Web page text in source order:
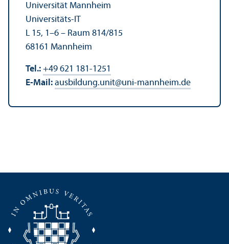
Universität Mannheim
Universitäts-IT
L 15, 1–6 – Raum 814/815
68161 Mannheim
Tel.: +49 621 181-1251
E-Mail: ausbildung.unit@uni-mannheim.de